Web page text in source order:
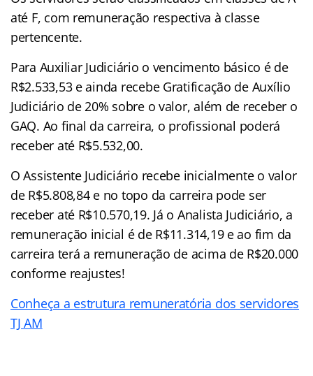
até F, com remuneração respectiva à classe
pertencente.
Para Auxiliar Judiciário o vencimento básico é de
R$2.533,53 e ainda recebe Gratificação de Auxílio
Judiciário de 20% sobre o valor, além de receber o
GAQ. Ao final da carreira, o profissional poderá
receber até R$5.532,00.
O Assistente Judiciário recebe inicialmente o valor
de R$5.808,84‬ e no topo da carreira pode ser
receber até R$10.570,19. Já o Analista Judiciário, a
remuneração inicial é de R$11.314,19‬ e ao fim da
carreira terá a remuneração de acima de R$20.000
conforme reajustes!
Conheça a estrutura remuneratória dos servidores
TJ AM